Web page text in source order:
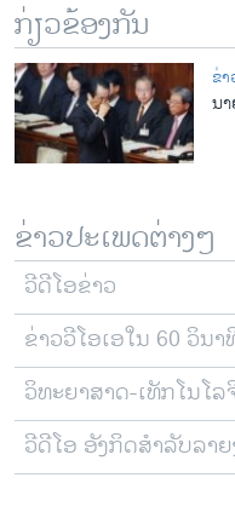
ວີດີໂອ
ສຽງ
ລາຍການກະຈາຍສຽງ
ລາຍງານ
ຕິດຕາມພວກເຮົາ ທີ່
ພາສາຕ່າງໆ
ກ່ຽວຂ້ອງກັນ
ຂ່
ນ
ຂ່າວປະເພດຕ່າງໆ
ວີດີໂອຂ່າວ
ຂ່າວວີໂອເອໃນ 60 ວິນາ
ວິທະຍາສາດ-ເທັກໂນໂລ
ວີດີໂອ ອັງກິດສຳລັບລາ